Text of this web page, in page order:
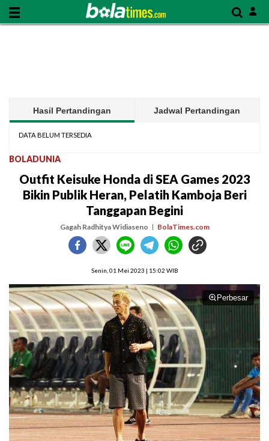
Hasil Pertandingan Jadwal Pertandingan
DATA BELUM TERSEDIA
BOLADUNIA
Outfit Keisuke Honda di SEA Games 2023
Bikin Publik Heran, Pelatih Kamboja Beri
Tanggapan Begini
Gagah Radhitya Widiaseno BolaTimes.com
Senin, 01 Mei 2023 | 15:02 WIB
Perbesar